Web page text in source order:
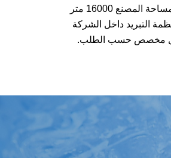
التصنيع المتطورة، حيث تبلغ مساحة المصنع 16000 متر
التبريد داخل الشركة
مخصص حسب الطلب.